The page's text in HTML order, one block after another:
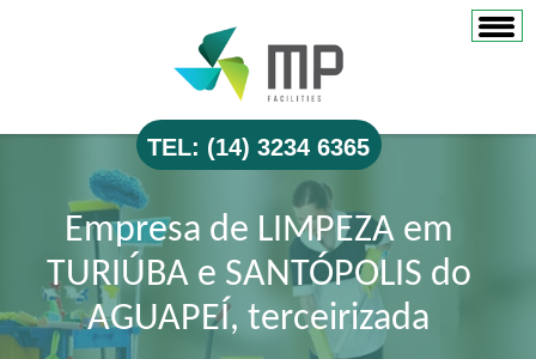
TEL: (14) 3234 6365
Empresa de LIMPEZA em
TURIÚBA e SANTÓPOLIS do
AGUAPEÍ, terceirizada